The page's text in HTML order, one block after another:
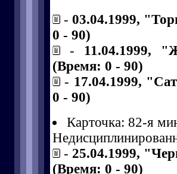
-03.04.1999,
0 - 90)
- 11.04.1999,
(Время: 0 - 90)
- 17.04.1999,
0 - 90)
Карточка: 82-я
- 25.04.1999,
(Время: 0 - 90)